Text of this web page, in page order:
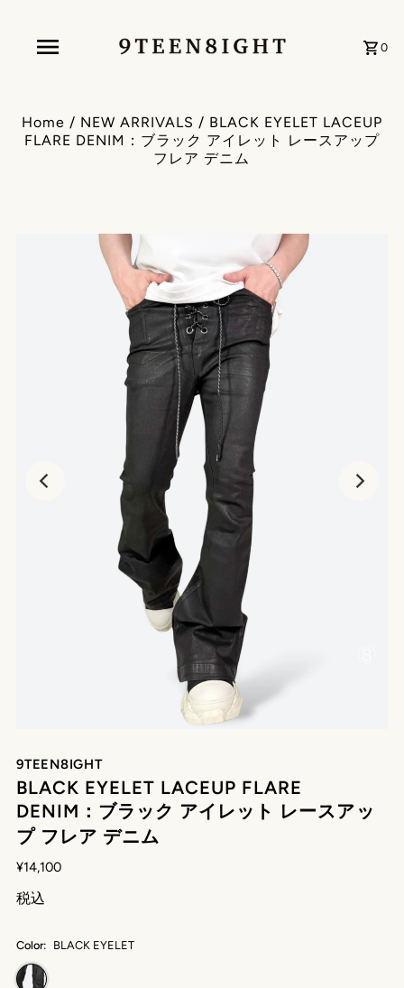
0
Home / NEW ARRIVALS / BLACK EYELET LACEUP
FLARE DENIM：ブラック アイレット レースアップ
フレア デニム
再
生
9TEEN8IGHT
BLACK EYELET LACEUP FLARE
DENIM：ブラック アイレット レースアッ
プ フレア デニム
¥14,100
税込
Color: BLACK EYELET